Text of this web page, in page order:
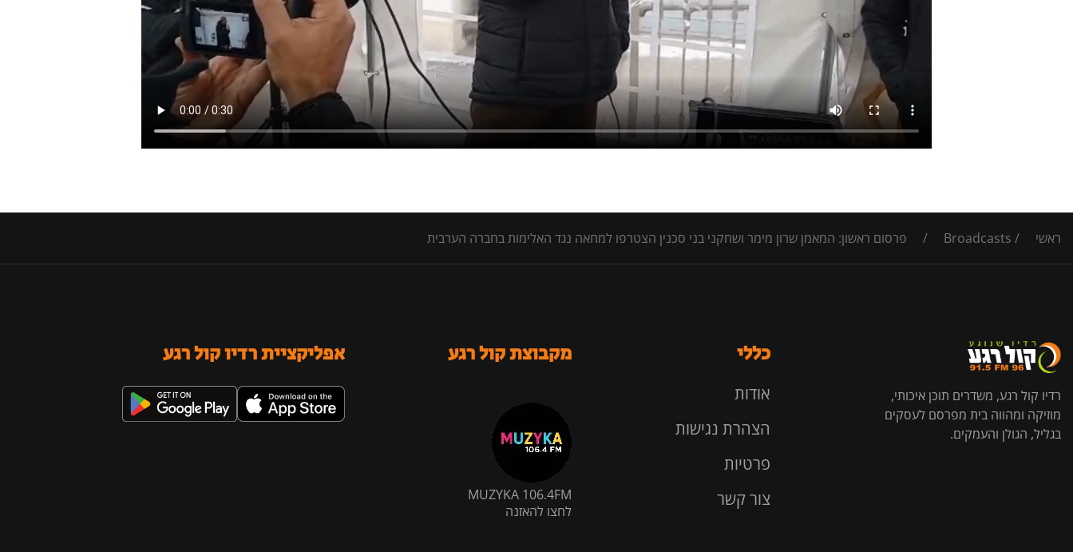
ראשי /
Broadcasts
/ פרסום ראשון: המאמן שרון מימר ושחקני בני סכנין הצטרפו למחאה נגד האלימות בחברה הערבית
רדיו קול רגע, משדרים תוכן איכותי,
מוזיקה ומהווה בית מפרסם לעסקים
בגליל, הגולן והעמקים.
כללי
אודות
הצהרת נגישות
פרטיות
צור קשר
מקבוצת קול רגע
MUZYKA 106.4FM
לחצו להאזנה
אפליקציית רדיו קול רגע